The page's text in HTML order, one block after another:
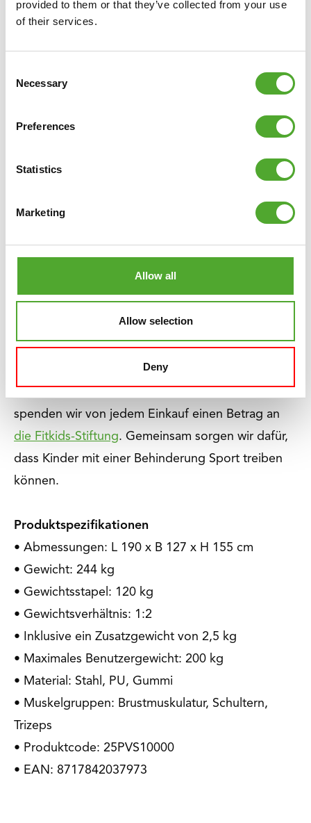
provided to them or that they’ve collected from your use
of their services.
Selection
Necessary
Preferences
Statistics
Marketing
Allow all
Allow selection
Deny
Tunturi. Unsere Ursprünge liegen in Finnland, wo
niederländisches Unternehmen und eine globale
einem gesunden und fitten Körper, einem
Leben. Wir tun dies mit einer breiten Palette von
unterstützenden Apps. Ein Sortiment, das ständig
Qualitätsprodukten und hervorragenden
Garantien. Finden Sie sich nicht zurecht oder
haben Sie Fragen? Dann ist unser Serviceteam für
Wir glauben, dass jeder das Recht hat, guten und
spenden wir von jedem Einkauf einen Betrag an
die Fitkids-Stiftung. Gemeinsam sorgen wir dafür,
dass Kinder mit einer Behinderung Sport treiben
können.
Produktspezifikationen
• Abmessungen: L 190 x B 127 x H 155 cm
• Gewicht: 244 kg
• Gewichtsstapel: 120 kg
• Gewichtsverhältnis: 1:2
• Inklusive ein Zusatzgewicht von 2,5 kg
• Maximales Benutzergewicht: 200 kg
• Material: Stahl, PU, Gummi
• Muskelgruppen: Brustmuskulatur, Schultern,
Trizeps
• Produktcode: 25PVS10000
• EAN: 8717842037973